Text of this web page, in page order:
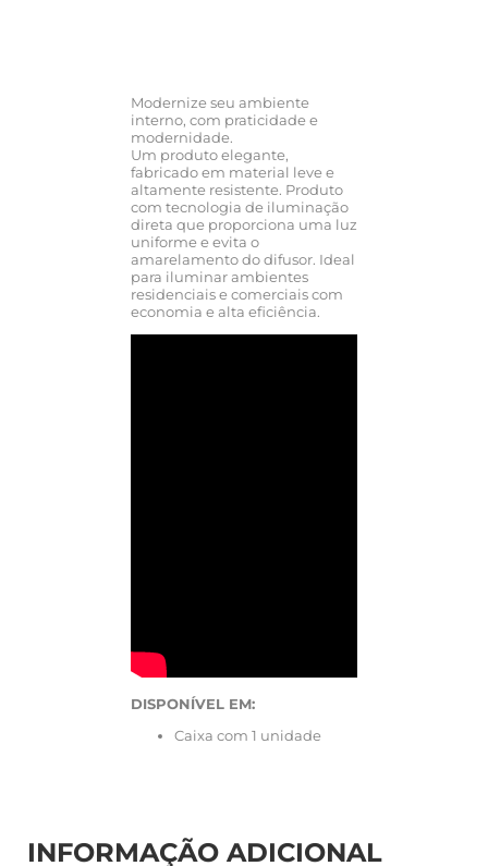
Modernize seu ambiente
interno, com praticidade e
modernidade.
Um produto elegante,
fabricado em material leve e
altamente resistente. Produto
com tecnologia de iluminação
direta que proporciona uma luz
uniforme e evita o
amarelamento do difusor. Ideal
para iluminar ambientes
residenciais e comerciais com
economia e alta eficiência.
DISPONÍVEL EM:
Caixa com 1 unidade
INFORMAÇÃO ADICIONAL